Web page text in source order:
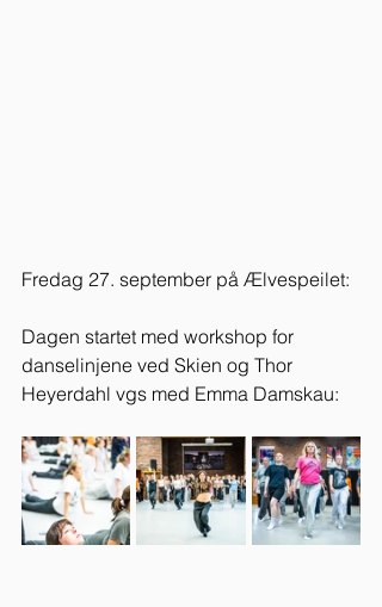
Fredag 27. september på Ælvespeilet:
Dagen startet med workshop for
danselinjene ved Skien og Thor
Heyerdahl vgs med Emma Damskau: